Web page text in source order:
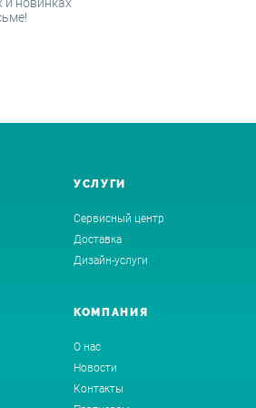
УСЛУГИ
Сервисный центр
Доставка
Дизайн-услуги
КОМПАНИЯ
О нас
Новости
Контакты